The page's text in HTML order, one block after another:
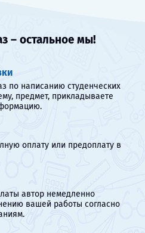
– остальное мы!
по написанию студенческих
предмет, прикладываете
оплату или предоплату в
автор немедленно
вашей работы согласно